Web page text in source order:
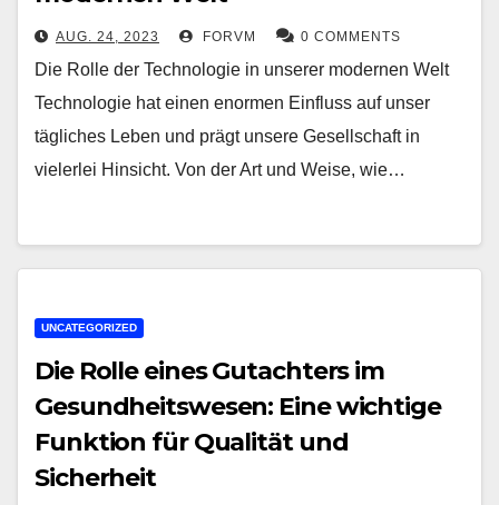
AUG. 24, 2023 FORVM 0 COMMENTS
Die Rolle der Technologie in unserer modernen Welt
Technologie hat einen enormen Einfluss auf unser
tägliches Leben und prägt unsere Gesellschaft in
vielerlei Hinsicht. Von der Art und Weise, wie…
UNCATEGORIZED
Die Rolle eines Gutachters im
Gesundheitswesen: Eine wichtige
Funktion für Qualität und
Sicherheit